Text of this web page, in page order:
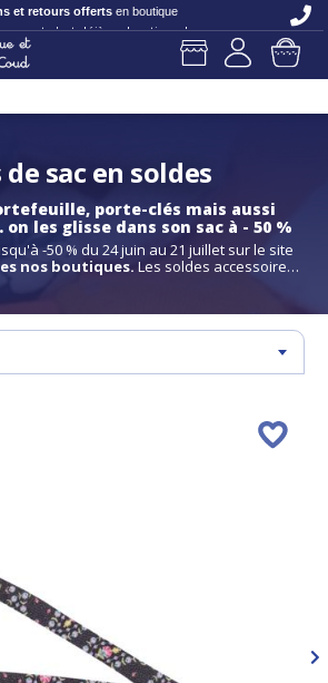
et retours offerts en boutique
et c'est déjà en boutique !
sac en soldes
porte-clés mais aussi
les glisse dans son sac à - 50 %
-50 % du 24 juin au 21 juillet sur le site
nos boutiques. Les soldes accessoires
idéale pour compléter vos sacs
pratiques et stylés, tout en
exceptionnelles.
d'accessoires de sac en soldes : porte-
pochettes pour lunettes ou téléphone,
clés... Tous issus d’anciennes collections,
de nos boutiques